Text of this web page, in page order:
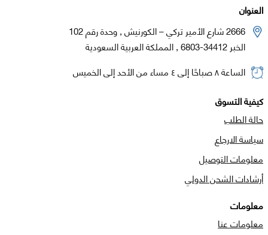
العنوان
2666 شارع الأمير تركي – الكورنيش , وحدة رقم 102
الخبر 34412-6803 , المملكة العربية السعودية
الساعة ٨ صباحًا إلى ٤ مساء من الأحد إلى الخميس
كيفية التسوق
حالة الطلب
سياسة الارجاع
معلومات التوصيل
أرشادات الشحن الدولي
معلومات
معلومات عنا